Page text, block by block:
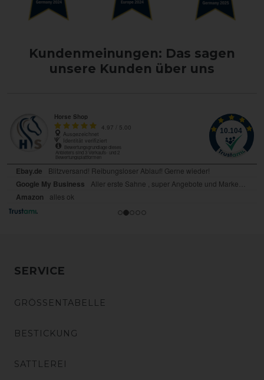
Kundenmeinungen: Das sagen
unsere Kunden über uns
SERVICE
GRÖSSENTABELLE
BESTICKUNG
SATTLEREI